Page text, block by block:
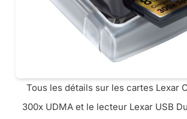
Tous les détails sur les cartes Lexar
300x UDMA et le lecteur Lexar USB